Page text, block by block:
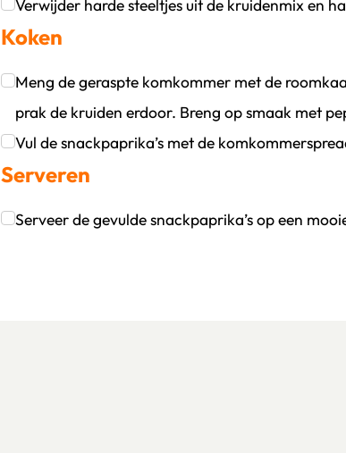
Klik om dit selectievakje aan te vinken
Verwijder harde steeltjes uit de kruidenmix en
Klik om dit selectievakje aan te vinken
Koken
Meng de geraspte komkommer met de
prak de kruiden erdoor. Breng op smaak met
Klik om dit selectievakje aan te vinken
Vul de snackpaprika’s met de
Klik om dit selectievakje aan te vinken
Serveren
Serveer de gevulde snackpaprika’s op een